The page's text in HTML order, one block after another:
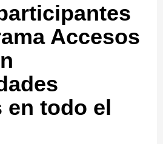
Accesos
en todo el